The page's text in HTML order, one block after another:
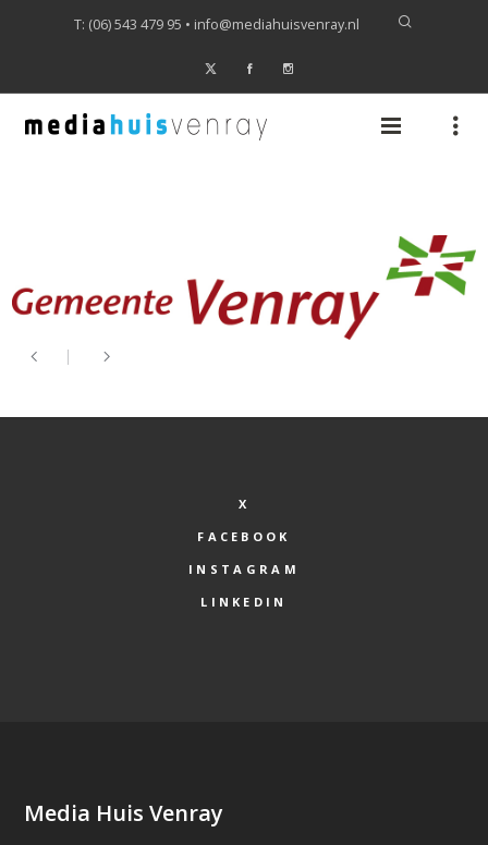
T: (06) 543 479 95 • info@mediahuisvenray.nl
X
FACEBOOK
INSTAGRAM
LINKEDIN
Media Huis Venray